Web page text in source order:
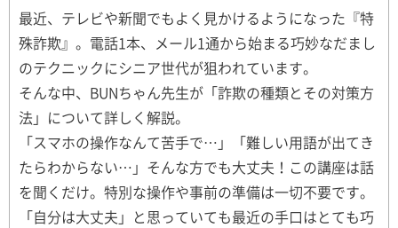
最近、テレビや新聞でもよく見かけるようになった『特
殊詐欺』。電話1本、メール1通から始まる巧妙なだまし
のテクニックにシニア世代が狙われています。
そんな中、BUNちゃん先生が「詐欺の種類とその対策方
法」について詳しく解説。
「スマホの操作なんて苦手で…」「難しい用語が出てき
たらわからない…」そんな方でも大丈夫！この講座は話
を聞くだけ。特別な操作や事前の準備は一切不要です。
「自分は大丈夫」と思っていても最近の手口はとても巧